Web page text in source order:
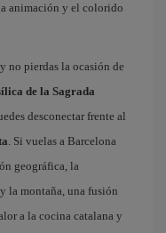
animación y el colorido
y no pierdas la ocasión de
de la Sagrada
desconectar frente al
. Si vuelas a Barcelona
geográfica, la
la montaña, una fusión
a la cocina catalana y